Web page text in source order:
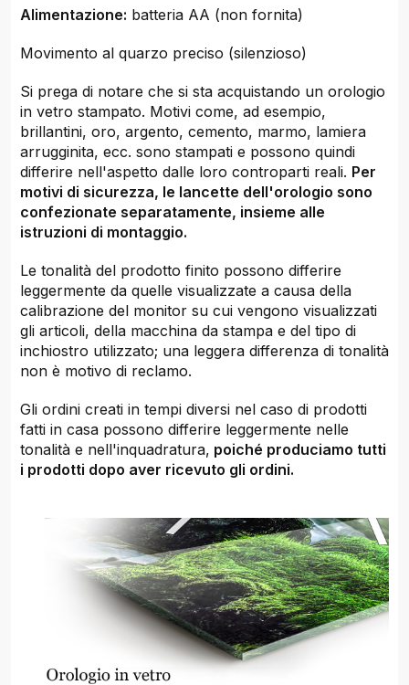
Alimentazione: batteria AA (non fornita)
Movimento al quarzo preciso (silenzioso)
Si prega di notare che si sta acquistando un orologio
in vetro stampato. Motivi come, ad esempio,
brillantini, oro, argento, cemento, marmo, lamiera
arrugginita, ecc. sono stampati e possono quindi
differire nell'aspetto dalle loro controparti reali. Per
motivi di sicurezza, le lancette dell'orologio sono
confezionate separatamente, insieme alle
istruzioni di montaggio.
Le tonalità del prodotto finito possono differire
leggermente da quelle visualizzate a causa della
calibrazione del monitor su cui vengono visualizzati
gli articoli, della macchina da stampa e del tipo di
inchiostro utilizzato; una leggera differenza di tonalità
non è motivo di reclamo.
Gli ordini creati in tempi diversi nel caso di prodotti
fatti in casa possono differire leggermente nelle
tonalità e nell'inquadratura, poiché produciamo tutti
i prodotti dopo aver ricevuto gli ordini.